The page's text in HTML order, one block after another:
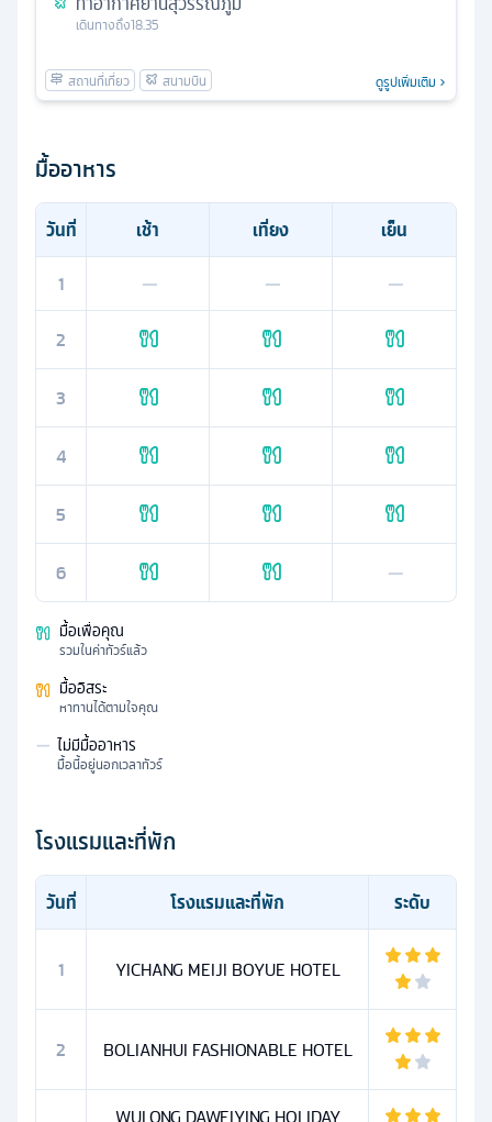
เดินทางถึง18.35
ดูรูปเพิ่มเติม
มื้ออาหาร
วันที่ เช้า เที่ยง
เย็น
1
— —
—
2
3
4
5
6 —
มื้อเพื่อคุณ
รวมในค่าทัวร์แล้ว
มื้ออิสระ
หาทานได้ตามใจคุณ
— ไม่มีมื้ออาหาร
มื้อนี้อยู่นอกเวลาทัวร์
โรงแรมและที่พัก
วันที่ โรงแรมและที่พัก ระดับ
1 YICHANG MEIJI BOYUE HOTEL
2 BOLIANHUI FASHIONABLE HOTEL